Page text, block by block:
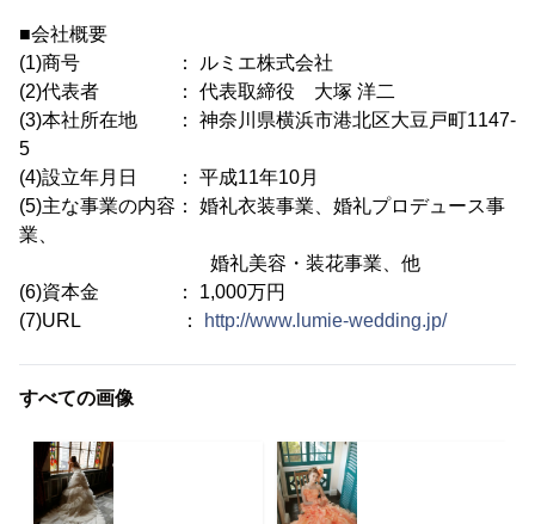
■会社概要
(1)商号 ： ルミエ株式会社
(2)代表者 ： 代表取締役 大塚 洋二
(3)本社所在地 ： 神奈川県横浜市港北区大豆戸町1147-
5
(4)設立年月日 ： 平成11年10月
(5)主な事業の内容： 婚礼衣装事業、婚礼プロデュース事
業、
婚礼美容・装花事業、他
(6)資本金 ： 1,000万円
(7)URL ：
http://www.lumie-wedding.jp/
すべての画像